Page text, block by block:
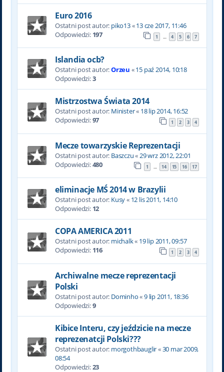
Euro 2016
Ostatni post autor: piko13«13 cze 2017, 11:46
Odpowiedzi: 197 1 … 4 5 6 7
Islandia ocb?
Ostatni post autor:Orzeu «15 paź 2014, 10:18
Odpowiedzi:3
Mistrzostwa Świata 2014
Ostatni post autor: Minister« 18 lip 2014, 16:52
Odpowiedzi:97 1 2 3 4
Mecze towarzyskie Reprezentacji
Ostatni post autor: Baszczu«29 wrz 2012, 22:01
Odpowiedzi:480 1 … 14 15 16 17
eliminacje MŚ 2014 w Brazylii
Ostatni post autor: Kusy« 12 lis 2011, 14:10
Odpowiedzi: 12
COPA AMERICA 2011
Ostatni post autor: michalk« 19 lip 2011, 09:57
Odpowiedzi: 116 1 2 3 4
Archiwalne mecze reprezentacji
Polski
Ostatni post autor: Dominho«9 lip 2011, 18:36
Odpowiedzi:9
Kibice Interu, czy jeździcie na mecze
reprezenatcji Polski???
Ostatni post autor: morgothbauglir«30 mar 2009,
08:54
Odpowiedzi:23